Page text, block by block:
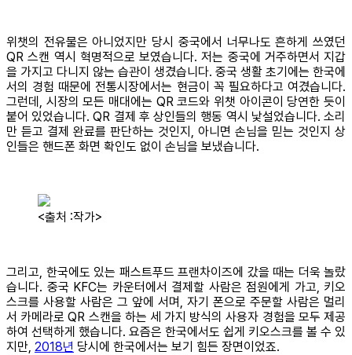
위챗의 전유물은 아니었지만 당시 중국에서 너무나도 흔하게 쓰였던
QR 스캔 역시 혁명적으로 보였습니다. 저는 중국에 거주하면서 지갑
을 가지고 다니지 않는 습관이 생겼습니다. 중국 생활 초기에는 한국에
서의 경험 때문에 전통시장에서는 현금이 꼭 필요하다고 여겼습니다.
그런데, 시장의 모든 매대에는 QR 코드와 위챗 아이콘이 당연한 듯이
붙어 있었습니다. QR 결제 후 상인들의 행동 역시 낯설었습니다. 소리
만 듣고 결제 완료를 판단하는 것인지, 아니면 손님을 믿는 것인지 상
인들은 핸드폰 화면 확인도 없이 손님을 보냈습니다.
<출처 :작가>
그리고, 한국에도 있는 패스트푸드 프랜차이즈에 갔을 때는 더욱 놀랐
습니다. 중국 KFC는 카운터에서 결제할 사람은 점원에게 가고, 키오
스크를 사용할 사람은 그 앞에 서며, 자기 폰으로 주문할 사람은 멀리
서 카메라로 QR 스캔을 하는 세 가지 방식의 사용자 경험을 모두 제공
하여 선택하게 했습니다. 요즘은 한국에서도 쉽게 키오스크를 볼 수 있
지만, 2018년 당시에 한국에서는 보기 힘든 장면이었죠.